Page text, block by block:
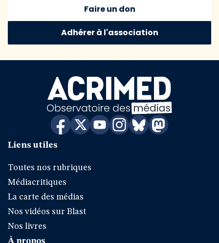
Faire un don
Adhérer à l'association
Liens utiles
Toutes nos rubriques
Médiacritiques
La carte des médias
Nos vidéos sur Blast
Nos livres
À propos